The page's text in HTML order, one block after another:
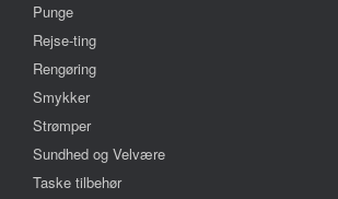
Punge
Rejse-ting
Rengøring
Smykker
Strømper
Sundhed og Velvære
Taske tilbehør